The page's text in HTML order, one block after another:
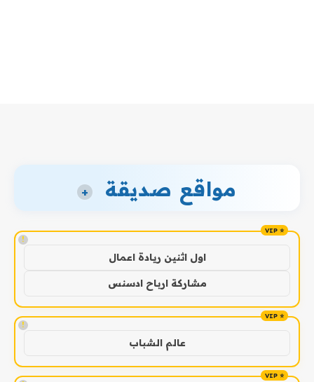
مواقع صديقة +
!
اول اثنين ريادة اعمال
مشاركة ارباح ادسنس
!
عالم الشباب